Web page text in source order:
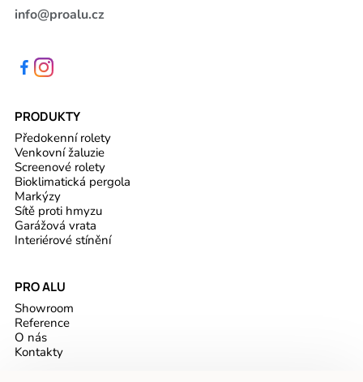
info@proalu.cz
PRODUKTY
Předokenní rolety
Venkovní žaluzie
Screenové rolety
Bioklimatická pergola
Markýzy
Sítě proti hmyzu
Garážová vrata
Interiérové stínění
PRO ALU
Showroom
Reference
O nás
Kontakty